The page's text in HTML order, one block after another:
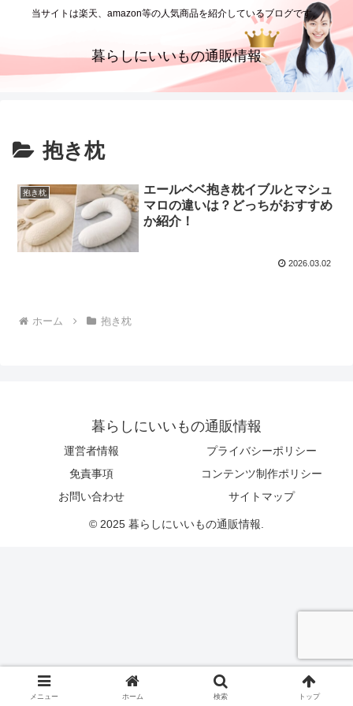
当サイトは楽天、amazon等の人気商品を紹介しているブログです。
暮らしにいいもの通販情報
抱き枕
抱き枕
エールベベ抱き枕イブルとマシュ
マロの違いは？どっちがおすすめ
か紹介！
2026.03.02
ホーム 抱き枕
暮らしにいいもの通販情報
運営者情報
プライバシーポリシー
免責事項
コンテンツ制作ポリシー
お問い合わせ
サイトマップ
© 2025 暮らしにいいもの通販情報.
メニュー ホーム 検索 トップ